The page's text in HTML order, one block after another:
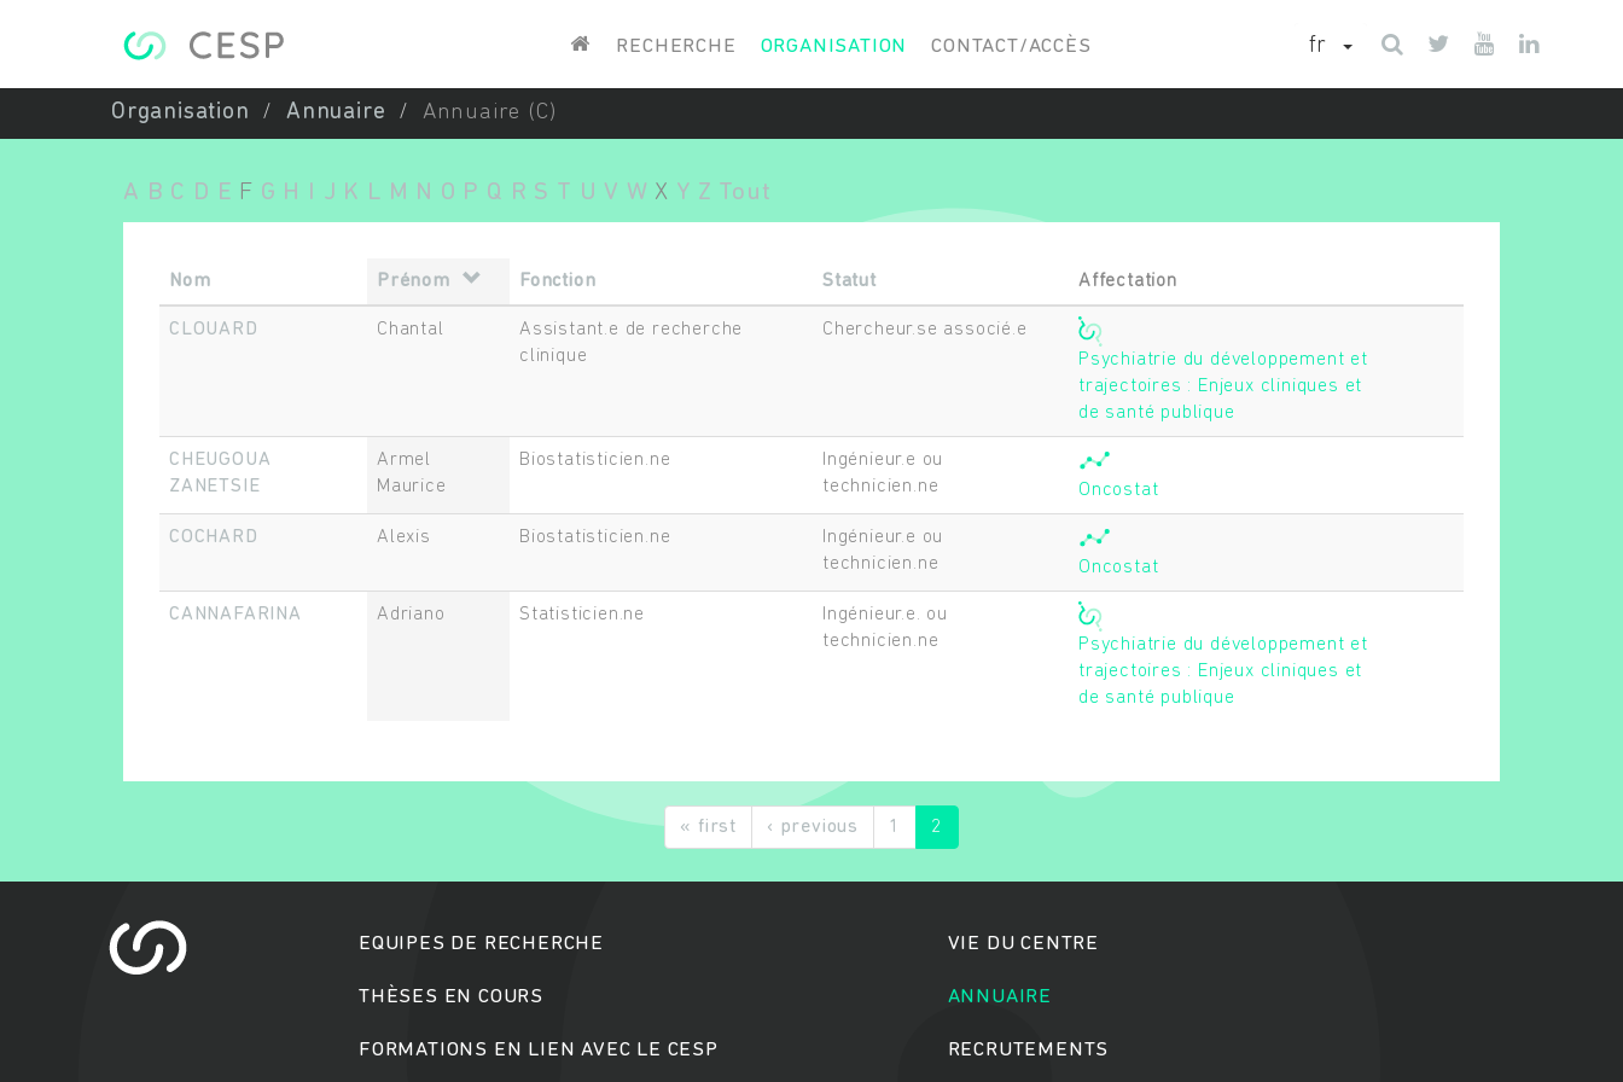
RECHERCHE ORGANISATION CONTACT/ACCÈS fr
Organisation Annuaire Annuaire (C)
A B C D E F G H J K L M N O P Q R S T U V W X Y Z Tout
Nom Prénom Fonction Statut Affectation
CLOUARD Chantal
Assistant.e de recherche
clinique
Chercheur.se associé.e
Psychiatrie du développement et
trajectoires : Enjeux cliniques et
de santé publique
CHEUGOUA
ZANETSIE
Armel
Maurice
Biostatisticien.ne
Ingénieur.e ou
technicien.ne
Oncostat
COCHARD Alexis Biostatisticien.ne
Ingénieur.e ou
technicien.ne
Oncostat
CANNAFARINA Adriano Statisticien.ne
Ingénieur.e. ou
technicien.ne
Psychiatrie du développement et
trajectoires : Enjeux cliniques et
de santé publique
« first ‹ previous 1 2
EQUIPES DE RECHERCHE
THÈSES EN COURS
FORMATIONS EN LIEN AVEC LE CESP
VIE DU CENTRE
ANNUAIRE
RECRUTEMENTS